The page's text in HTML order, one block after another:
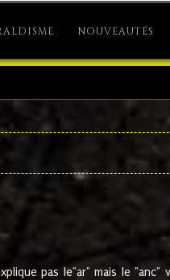
NOUVEAUTÉS
pas le"ar" mais le "anc"